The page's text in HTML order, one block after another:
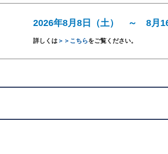
2026年8月8日（土） ～ 8月16
詳しくは＞＞こちらをご覧ください。